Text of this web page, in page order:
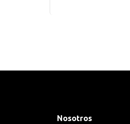
Nosotros